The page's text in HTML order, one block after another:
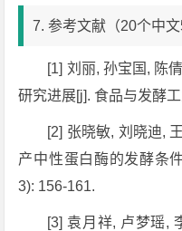
7. 参考文献（20个中文
[1] 刘丽, 孙宝国, 陈
研究进展[j]. 食品与发酵
[2] 张晓敏, 刘晓迪,
产中性蛋白酶的发酵条
3): 156-161.
[3] 袁月祥, 卢梦瑶,